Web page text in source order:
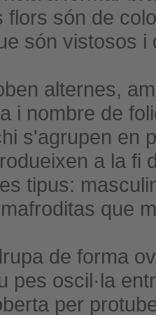
flors són de
són vistosos
alternes,
i nombre de
s'agrupen en
a la fi
tipus:
que
de forma
pes oscil·la
per